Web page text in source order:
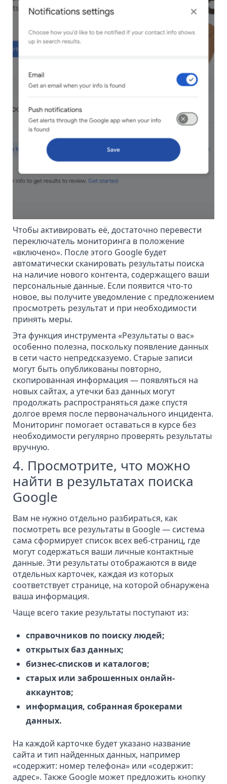
Чтобы активировать её, достаточно перевести
переключатель мониторинга в положение
«включено». После этого Google будет
автоматически сканировать результаты поиска
на наличие нового контента, содержащего ваши
персональные данные. Если появится что-то
новое, вы получите уведомление с предложением
просмотреть результат и при необходимости
принять меры.
Эта функция инструмента «Результаты о вас»
особенно полезна, поскольку появление данных
в сети часто непредсказуемо. Старые записи
могут быть опубликованы повторно,
скопированная информация — появляться на
новых сайтах, а утечки баз данных могут
продолжать распространяться даже спустя
долгое время после первоначального инцидента.
Мониторинг помогает оставаться в курсе без
необходимости регулярно проверять результаты
вручную.
4. Просмотрите, что можно
найти в результатах поиска
Google
Вам не нужно отдельно разбираться, как
посмотреть все результаты в Google — система
сама сформирует список всех веб-страниц, где
могут содержаться ваши личные контактные
данные. Эти результаты отображаются в виде
отдельных карточек, каждая из которых
соответствует странице, на которой обнаружена
ваша информация.
Чаще всего такие результаты поступают из:
справочников по поиску людей;
открытых баз данных;
бизнес-списков и каталогов;
старых или заброшенных онлайн-
аккаунтов;
информация, собраннаяброкерами
данных.
На каждой карточке будет указано название
сайта и тип найденных данных, например
«содержит: номер телефона» или «содержит:
адрес». Также Google может предложить кнопку